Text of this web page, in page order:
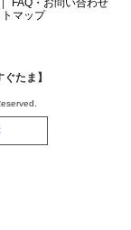
マップ
たま】